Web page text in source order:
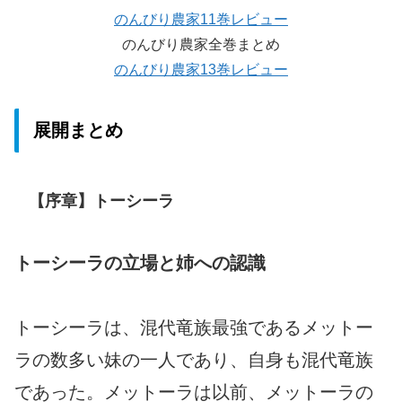
のんびり農家11巻レビュー
のんびり農家全巻まとめ
のんびり農家13巻レビュー
展開まとめ
【序章】トーシーラ
トーシーラの立場と姉への認識
トーシーラは、混代竜族最強であるメットー
ラの数多い妹の一人であり、自身も混代竜族
であった。メットーラは以前、メットーラの